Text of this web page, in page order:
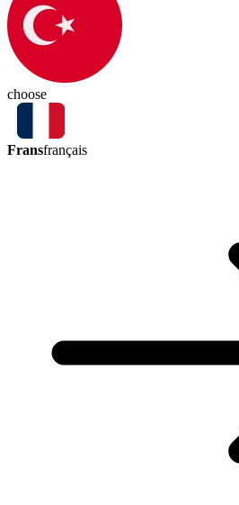
choose
Fransfrançais